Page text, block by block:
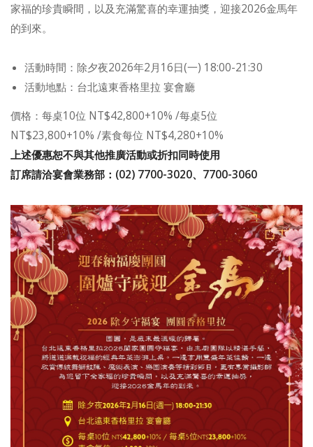
家福的珍貴瞬間，以及充滿驚喜的幸運抽獎，迎接2026金馬年
的到來。
活動時間：除夕夜2026年2月16日(一) 18:00-21:30
活動地點：台北遠東香格里拉 宴會廳
價格：每桌10位 NT$42,800+10% /每桌5位
NT$23,800+10% /素食每位 NT$4,280+10%
上述優惠恕不與其他推廣活動或折扣同時使用
訂席請洽宴會業務部：(02) 7700-3020、7700-3060